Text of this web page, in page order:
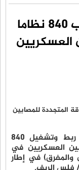
كهرباء إربد تستكمل تركيب 840 نظاما
العسكريين
استكملت شركة كهرباء إربد ربط وتشغيل 840
العسكريين في
والمفرق) في إطار